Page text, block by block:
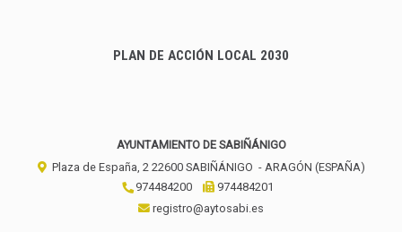
PLAN DE ACCIÓN LOCAL 2030
AYUNTAMIENTO DE SABIÑÁNIGO
Plaza de España, 2 22600 SABIÑÁNIGO - ARAGÓN (ESPAÑA)
974484200
974484201
registro@aytosabi.es